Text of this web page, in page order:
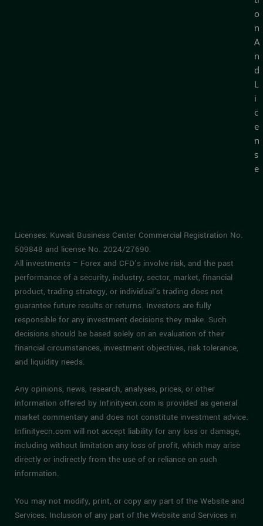
o
n
A
n
d
L
i
c
e
n
s
e
Licenses: Kuwait Business Center Commercial Registration No.
509848 and license No. 2024/27690.
All investments – Forex and CFD’s involve risk, and the past
performance of a security, industry, sector, market, financial
product, trading strategy, or individual’s trading does not
guarantee future results or returns. Investors are fully
responsible for any investment decisions they make. Such
decisions should be based solely on an evaluation of their
financial circumstances, investment objectives, risk tolerance,
and liquidity needs.
Any opinions, news, research, analyses, prices, or other
information offered by Infinityecn.com is provided as general
market commentary and does not constitute investment advice.
Infinityecn.com will not accept liability for any loss or damage,
including without limitation any loss of profit, which may arise
directly or indirectly from the use of or reliance on such
information.
You may not modify, print, or copy any part of the Website and
Services. Inclusion of any part of the Website and Services in